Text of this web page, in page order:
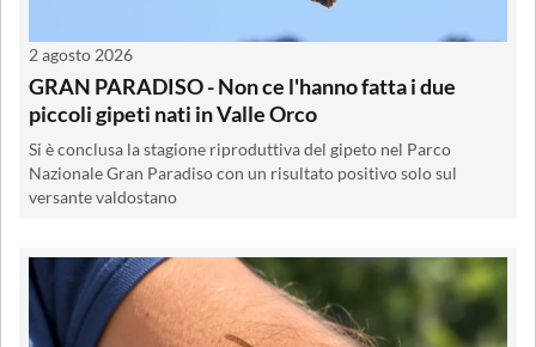
2 agosto 2026
GRAN PARADISO - Non ce l'hanno fatta i due
piccoli gipeti nati in Valle Orco
Si è conclusa la stagione riproduttiva del gipeto nel Parco
Nazionale Gran Paradiso con un risultato positivo solo sul
versante valdostano